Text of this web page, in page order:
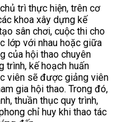
trì thực hiện, trên cơ
khoa xây dựng kế
sân chơi, cuộc thi cho
lớp với nhau hoặc giữa
của hội thao chuyên
trình, kế hoạch huấn
viên sẽ được giảng viên
gia hội thao. Trong đó,
thuần thục quy trình,
chỉ huy khi thao tác